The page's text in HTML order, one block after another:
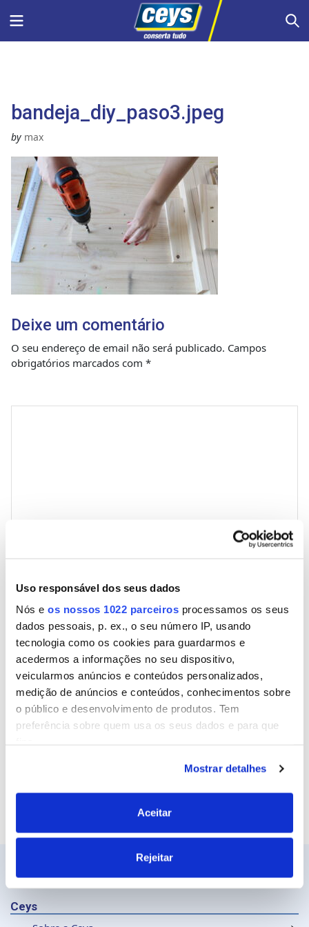
Uso responsável dos seus dados
Nós e os nossos 1022 parceiros processamos os seus
dados pessoais, p. ex., o seu número IP, usando
tecnologia como os cookies para guardarmos e
acedermos a informações no seu dispositivo,
veicularmos anúncios e conteúdos personalizados,
medição de anúncios e conteúdos, conhecimentos sobre
o público e desenvolvimento de produtos. Tem
preferência sobre quem usa os seus dados e para que
Se permitir, gostaríamos também de:
Recolher informações sobre a sua localização
geográfica as quais podem ter uma precisão de
ativa as características específicas (impressão
digital)
processados e defina as suas preferências nasecção de
Mostrar detalhes
Aceitar
Rejeitar
Menu
bandeja_diy_paso3.jpeg
by max
Deixe um comentário
O seu endereço de email não será publicado. Campos
obrigatórios marcados com *
Email
Site
Ceys